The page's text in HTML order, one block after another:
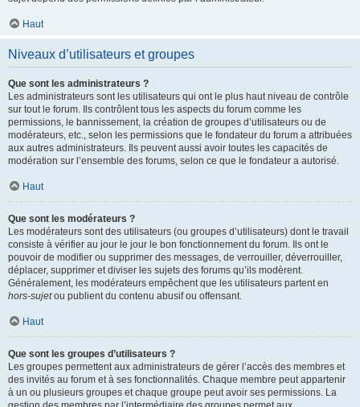
Haut
Niveaux d’utilisateurs et groupes
Que sont les administrateurs ?
Les administrateurs sont les utilisateurs qui ont le plus haut niveau de contrôle
sur tout le forum. Ils contrôlent tous les aspects du forum comme les
permissions, le bannissement, la création de groupes d’utilisateurs ou de
modérateurs, etc., selon les permissions que le fondateur du forum a attribuées
aux autres administrateurs. Ils peuvent aussi avoir toutes les capacités de
modération sur l’ensemble des forums, selon ce que le fondateur a autorisé.
Haut
Que sont les modérateurs ?
Les modérateurs sont des utilisateurs (ou groupes d’utilisateurs) dont le travail
consiste à vérifier au jour le jour le bon fonctionnement du forum. Ils ont le
pouvoir de modifier ou supprimer des messages, de verrouiller, déverrouiller,
déplacer, supprimer et diviser les sujets des forums qu’ils modèrent.
Généralement, les modérateurs empêchent que les utilisateurs partent en
hors-sujetou publient du contenu abusif ou offensant.
Haut
Que sont les groupes d’utilisateurs ?
Les groupes permettent aux administrateurs de gérer l’accès des membres et
des invités au forum et à ses fonctionnalités. Chaque membre peut appartenir
à un ou plusieurs groupes et chaque groupe peut avoir ses permissions. La